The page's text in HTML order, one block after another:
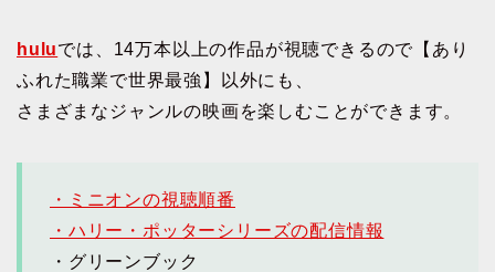
huluでは、14万本以上の作品が視聴できるので【あり
ふれた職業で世界最強】以外にも、
さまざまなジャンルの映画を楽しむことができます。
・ミニオンの視聴順番
・ハリー・ポッターシリーズの配信情報
・グリーンブック